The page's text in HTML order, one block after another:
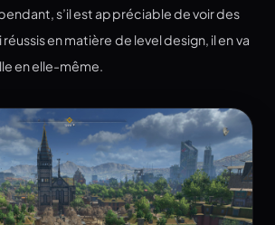
s’il est appréciable de voir des
en matière de level design, il en va
en elle-même.